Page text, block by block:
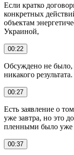
Если кратко
конкретных
объектам
Украиной,
00:22
Обсуждено не было,
никакого результата.
00:27
Есть заявление о
уже завтра, но это
пленными было уже
00:37